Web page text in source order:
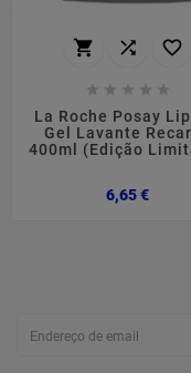
  
    
La Roche Posay
Gel Lavante
400ml (Edição
6,65 €Preço